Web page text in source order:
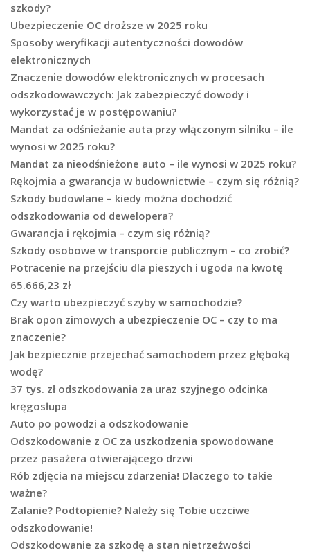
szkody?
Ubezpieczenie OC droższe w 2025 roku
Sposoby weryfikacji autentyczności dowodów
elektronicznych
Znaczenie dowodów elektronicznych w procesach
odszkodowawczych: Jak zabezpieczyć dowody i
wykorzystać je w postępowaniu?
Mandat za odśnieżanie auta przy włączonym silniku – ile
wynosi w 2025 roku?
Mandat za nieodśnieżone auto – ile wynosi w 2025 roku?
Rękojmia a gwarancja w budownictwie – czym się różnią?
Szkody budowlane – kiedy można dochodzić
odszkodowania od dewelopera?
Gwarancja i rękojmia – czym się różnią?
Szkody osobowe w transporcie publicznym – co zrobić?
Potracenie na przejściu dla pieszych i ugoda na kwotę
65.666,23 zł
Czy warto ubezpieczyć szyby w samochodzie?
Brak opon zimowych a ubezpieczenie OC – czy to ma
znaczenie?
Jak bezpiecznie przejechać samochodem przez głęboką
wodę?
37 tys. zł odszkodowania za uraz szyjnego odcinka
kręgosłupa
Auto po powodzi a odszkodowanie
Odszkodowanie z OC za uszkodzenia spowodowane
przez pasażera otwierającego drzwi
Rób zdjęcia na miejscu zdarzenia! Dlaczego to takie
ważne?
Zalanie? Podtopienie? Należy się Tobie uczciwe
odszkodowanie!
Odszkodowanie za szkodę a stan nietrzeźwości